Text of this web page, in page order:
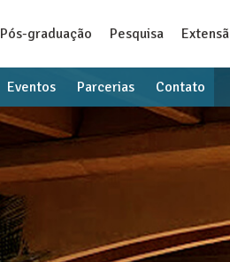
Pós-graduação Pesquisa
Eventos Parcerias Contato